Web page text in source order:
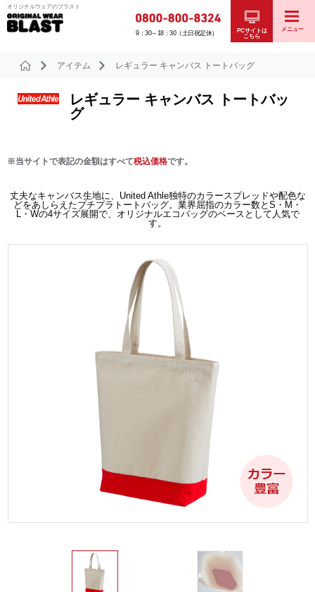
オリジナルウェアのブラスト
9：30～18：30（土日祝定休）
PCサイトは
こちら
メニュー
アイテム レギュラー キャンバス トートバッグ
レギュラー キャンバス トートバッ
グ
※当サイトで表記の金額はすべて税込価格です。
丈夫なキャンバス生地に、United Athle独特のカラースプレッドや配色な
どをあしらえたプチプラトートバッグ。業界屈指のカラー数とS・M・
L・Wの4サイズ展開で、オリジナルエコバッグのベースとして人気で
す。